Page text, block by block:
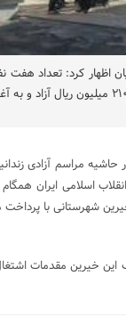
اظهار کرد: تعداد هفت
مراسم آزادی
اسلامی ایران
خیرین مقدمات اشتغال